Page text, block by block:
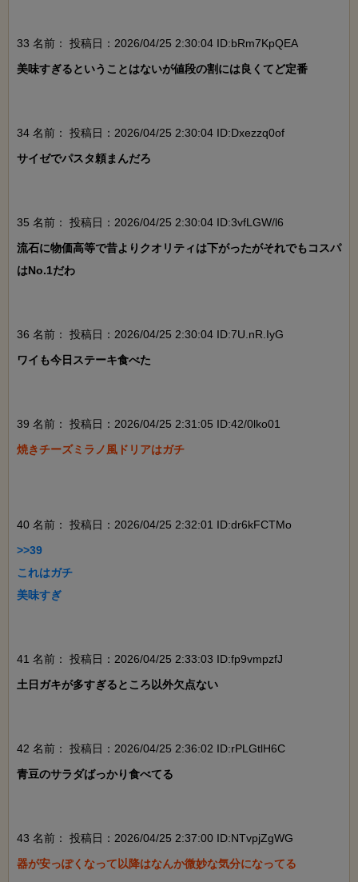
33 名前：
投稿日：2026/04/25 2:30:04 ID:bRm7KpQEA
美味すぎるということはないが値段の割には良くてど定番
34 名前：
投稿日：2026/04/25 2:30:04 ID:Dxezzq0of
サイゼでパスタ頼まんだろ
35 名前：
投稿日：2026/04/25 2:30:04 ID:3vfLGW/l6
流石に物価高等で昔よりクオリティは下がったがそれでもコスパ
はNo.1だわ
36 名前：
投稿日：2026/04/25 2:30:04 ID:7U.nR.IyG
ワイも今日ステーキ食べた
39 名前：
投稿日：2026/04/25 2:31:05 ID:42/0lko01
焼きチーズミラノ風ドリアはガチ
40 名前：
投稿日：2026/04/25 2:32:01 ID:dr6kFCTMo
>>39
これはガチ
美味すぎ
41 名前：
投稿日：2026/04/25 2:33:03 ID:fp9vmpzfJ
土日ガキが多すぎるところ以外欠点ない
42 名前：
投稿日：2026/04/25 2:36:02 ID:rPLGtlH6C
青豆のサラダばっかり食べてる
43 名前：
投稿日：2026/04/25 2:37:00 ID:NTvpjZgWG
器が安っぽくなって以降はなんか微妙な気分になってる